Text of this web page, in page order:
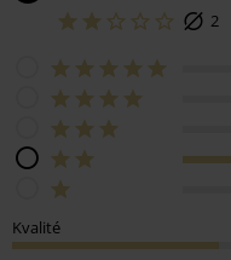
2
Kvalité